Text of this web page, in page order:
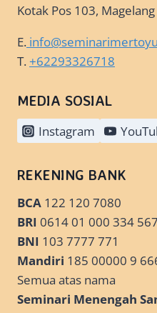
Kotak Pos 103,
E.
T.+62293326718
MEDIA SOSIAL
Instagram
REKENING BANK
BCA 122 120 7080
BRI 0614 01 000 334 567
BNI 103 7777 771
Mandiri 185 00000 9
Semua atas nama
Seminari Menengah